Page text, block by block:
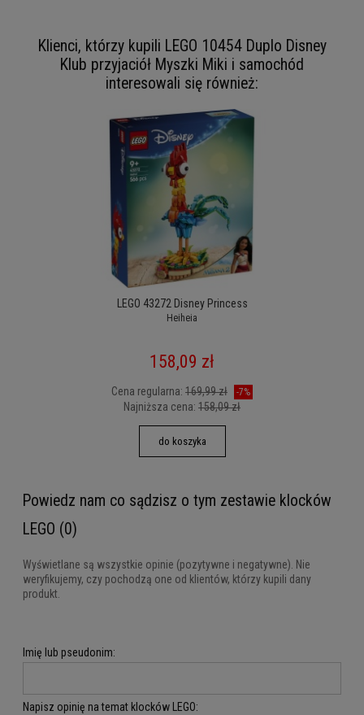
Klienci, którzy kupili LEGO 10454 Duplo Disney
Klub przyjaciół Myszki Miki i samochód
interesowali się również:
LEGO 43272 Disney Princess
Heiheia
158,09 zł
Cena regularna: 169,99 zł -7%
Najniższa cena: 158,09 zł
do koszyka
Powiedz nam co sądzisz o tym zestawie klocków
LEGO (0)
Wyświetlane są wszystkie opinie (pozytywne i negatywne). Nie
weryfikujemy, czy pochodzą one od klientów, którzy kupili dany
produkt.
Imię lub pseudonim:
Napisz opinię na temat klocków LEGO: